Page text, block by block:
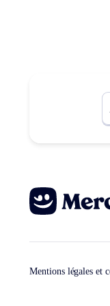
Mentions légales et